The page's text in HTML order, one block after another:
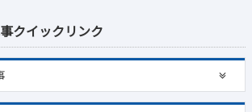
クイックリンク